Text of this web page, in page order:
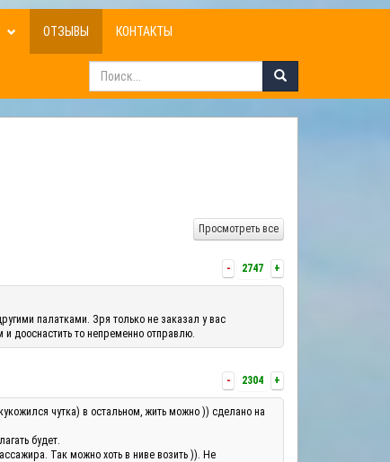
ОТЗЫВЫ КОНТАКТЫ
Просмотреть все
- 2747 +
палатками. Зря только не заказал у вас
дооснастить то непременно отправлю.
- 2304 +
чутка) в остальном, жить можно )) сделано на
будет.
Так можно хоть в ниве возить )). Не